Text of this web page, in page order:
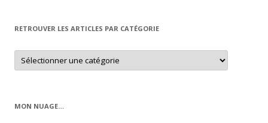
RETROUVER LES ARTICLES PAR CATÉGORIE
Retrouver
les
articles
MON NUAGE…